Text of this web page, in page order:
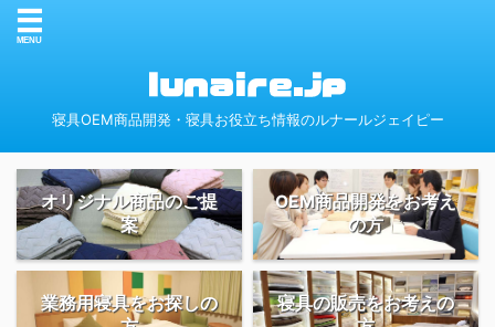
寝具OEM商品開発・寝具お役立ち情報のルナールジェイピー
オリジナル商品のご提
案
OEM商品開発をお考え
の方
業務用寝具をお探しの
寝具の販売をお考えの